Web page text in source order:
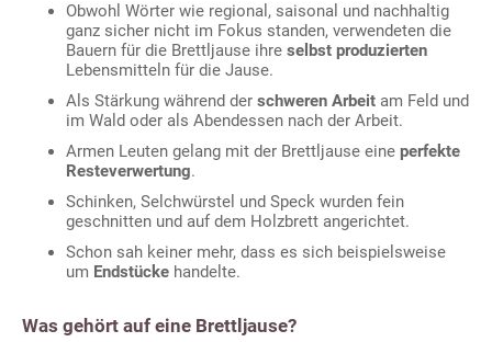
Obwohl Wörter wie regional, saisonal und nachhaltig
ganz sicher nicht im Fokus standen, verwendeten die
Bauern für die Brettljause ihre selbst produzierten
Lebensmitteln für die Jause.
Als Stärkung während der schweren Arbeit am Feld und
im Wald oder als Abendessen nach der Arbeit.
Armen Leuten gelang mit der Brettljause eine perfekte
Resteverwertung.
Schinken, Selchwürstel und Speck wurden fein
geschnitten und auf dem Holzbrett angerichtet.
Schon sah keiner mehr, dass es sich beispielsweise
um Endstücke handelte.
Was gehört auf eine Brettljause?